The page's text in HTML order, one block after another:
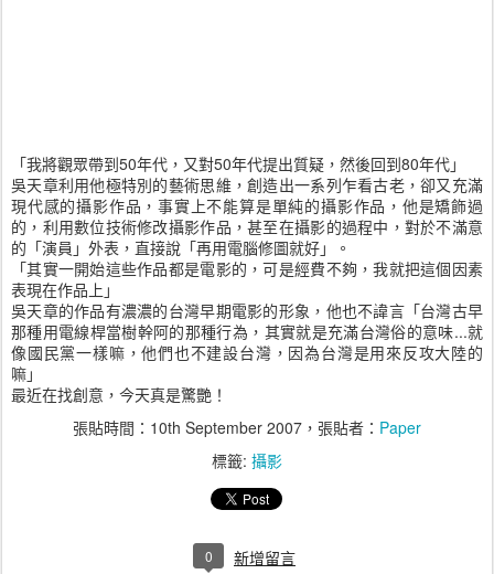
「我將觀眾帶到50年代，又對50年代提出質疑，然後回到80年代」
吳天章利用他極特別的藝術思維，創造出一系列乍看古老，卻又充滿
現代感的攝影作品，事實上不能算是單純的攝影作品，他是矯飾過
的，利用數位技術修改攝影作品，甚至在攝影的過程中，對於不滿意
的「演員」外表，直接說「再用電腦修圖就好」。
「其實一開始這些作品都是電影的，可是經費不夠，我就把這個因素
表現在作品上」
吳天章的作品有濃濃的台灣早期電影的形象，他也不諱言「台灣古早
那種用電線桿當樹幹阿的那種行為，其實就是充滿台灣俗的意味...就
像國民黨一樣嘛，他們也不建設台灣，因為台灣是用來反攻大陸的
嘛」
最近在找創意，今天真是驚艷！
張貼時間： 10th September 2007 ，張貼者： Paper
標籤: 攝影
0 新增留言